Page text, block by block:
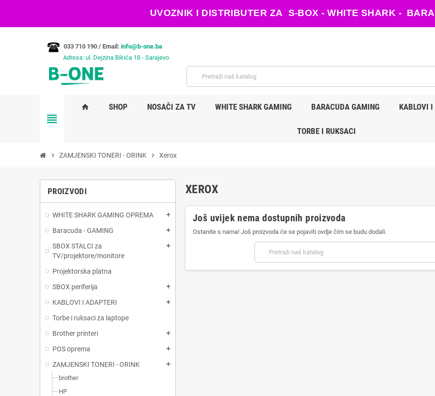
UVOZNIK I DISTRIBUTER ZA S-BOX - WHITE SHARK -
033 710 190 / Email: info@b-one.ba
Adresa: ul. Dejzina Bikića 18 - Sarajevo
view_headline
home SHOP NOSAČI ZA TV WHITE SHARK GAMING BARACUDA GAMING KABLOVI
TORBE I RUKSACI
chevron_right ZAMJENSKI TONERI - ORINK chevron_right Xerox
PROIZVODI
WHITE SHARK GAMING OPREMA add
Baracuda - GAMING add
SBOX STALCI za
TV/projektore/monitore
add
Projektorska platna
SBOX periferija
add
KABLOVI I ADAPTERI add
Torbe i ruksaci za laptope
Brother printeri
add
POS oprema add
ZAMJENSKI TONERI - ORINK add
brother
HP
XEROX
Još uvijek nema dostupnih proizvoda
Ostanite s nama! Još proizvoda će se pojaviti ovdje čim se budu dodali.